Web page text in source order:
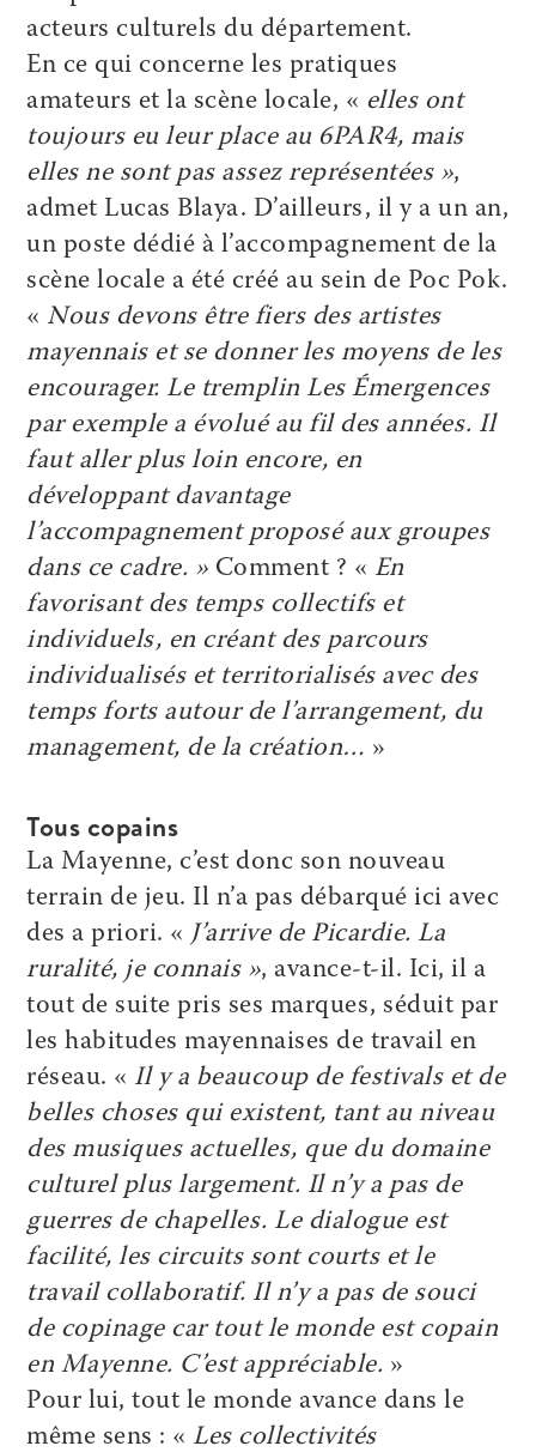
acteurs culturels du département.
En ce qui concerne les pratiques
amateurs et la scène locale, « elles ont
toujours eu leur place au 6PAR4, mais
elles ne sont pas assez représentées »,
admet Lucas Blaya. D’ailleurs, il y a un an,
un poste dédié à l’accompagnement de la
scène locale a été créé au sein de Poc Pok.
«Nous devons être fiers des artistes
mayennais et se donner les moyens de les
encourager. Le tremplin Les Émergences
par exemple a évolué au fil des années. Il
faut aller plus loin encore, en
développant davantage
l’accompagnement proposé aux groupes
dans ce cadre. » Comment ? « En
favorisant des temps collectifs et
individuels, en créant des parcours
individualisés et territorialisés avec des
temps forts autour de l’arrangement, du
management, de la création… »
Tous copains
La Mayenne, c’est donc son nouveau
terrain de jeu. Il n’a pas débarqué ici avec
des a priori. « J’arrive de Picardie. La
ruralité, je connais », avance-t-il. Ici, il a
tout de suite pris ses marques, séduit par
les habitudes mayennaises de travail en
réseau. « Il y a beaucoup de festivals et de
belles choses qui existent, tant au niveau
des musiques actuelles, que du domaine
culturel plus largement. Il n’y a pas de
guerres de chapelles. Le dialogue est
facilité, les circuits sont courts et le
travail collaboratif. Il n’y a pas de souci
de copinage car tout le monde est copain
en Mayenne. C’est appréciable. »
Pour lui, tout le monde avance dans le
même sens : « Les collectivités